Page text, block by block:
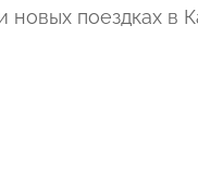
новых поездках в